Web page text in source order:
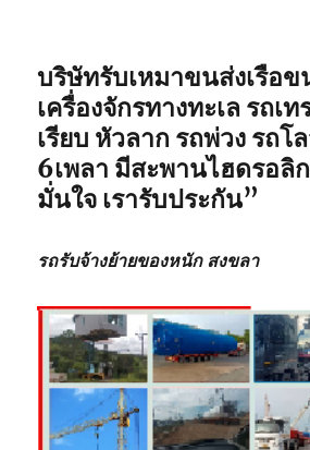
บริษัทรับเหมาขนส่งเรือ
เครื่องจักรทางทะเล รถเ
เรียบ หัวลาก รถพ่วง รถโ
6เพลา มีสะพานไฮดรอลิก
มั่นใจ เรารับประกัน”
รถรับจ้างย้ายของหนัก สงขลา